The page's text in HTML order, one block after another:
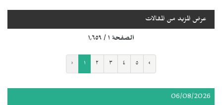
عرض المزيد من المقالات
الصفحة ١ / ١٬٦٥٩
‹ ١ ٢ ٣ ٤ ٥ ›
06/08/2026